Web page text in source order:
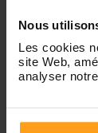
Nous
Les cookies
site Web,
analyser
Mercredi
Jeudi
Vendredi